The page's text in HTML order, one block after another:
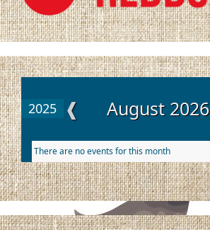
2025 ❰ August 2026
There are no events for this month